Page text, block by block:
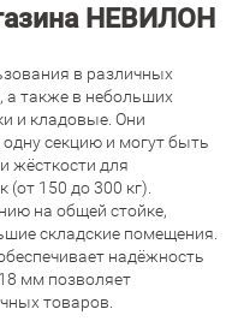
НЕВИЛОН
в различных
а также в небольших
и кладовые. Они
секцию и могут быть
жёсткости для
(от 150 до 300 кг).
на общей стойке,
складские помещения.
надёжность
мм позволяет
товаров.